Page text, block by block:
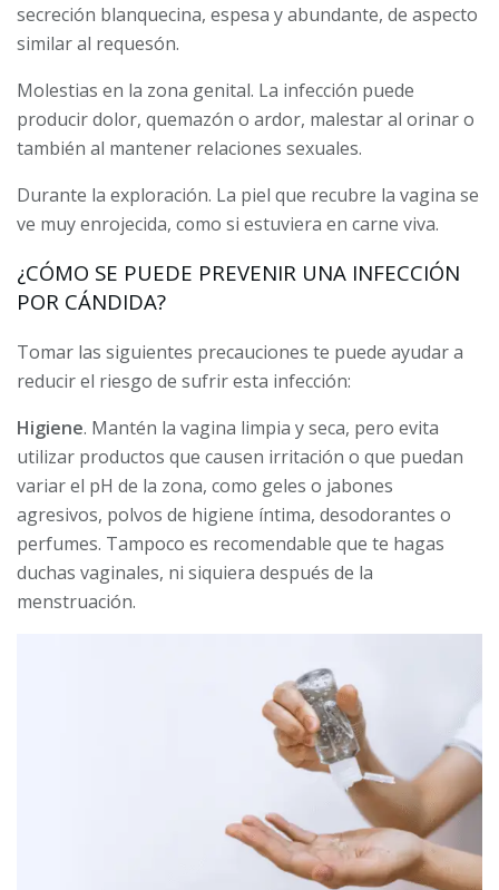
secreción blanquecina, espesa y abundante, de aspecto
similar al requesón.
Molestias en la zona genital. La infección puede
producir dolor, quemazón o ardor, malestar al orinar o
también al mantener relaciones sexuales.
Durante la exploración. La piel que recubre la vagina se
ve muy enrojecida, como si estuviera en carne viva.
¿CÓMO SE PUEDE PREVENIR UNA INFECCIÓN
POR CÁNDIDA?
Tomar las siguientes precauciones te puede ayudar a
reducir el riesgo de sufrir esta infección:
Higiene. Mantén la vagina limpia y seca, pero evita
utilizar productos que causen irritación o que puedan
variar el pH de la zona, como geles o jabones
agresivos, polvos de higiene íntima, desodorantes o
perfumes. Tampoco es recomendable que te hagas
duchas vaginales, ni siquiera después de la
menstruación.